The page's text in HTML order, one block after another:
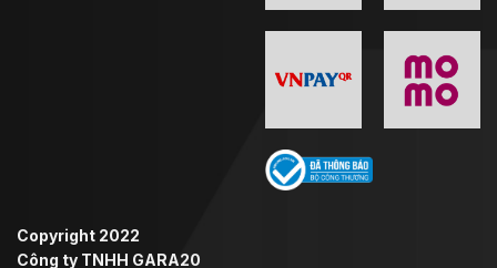
Copyright 2022
Công ty TNHH GARA20